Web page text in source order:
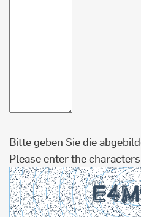
Bitte geben Sie die
Please enter the